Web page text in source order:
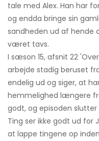
tale med Alex. Han har
og endda bringe sin
sandheden ud af hende
været tavs.
I sæson 15, afsnit 22
arbejde stadig beruset
endelig ud og siger, at
hemmelighed længere
godt, og episoden
Ting ser ikke godt ud for
at lappe tingene op